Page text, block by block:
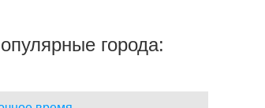
города: